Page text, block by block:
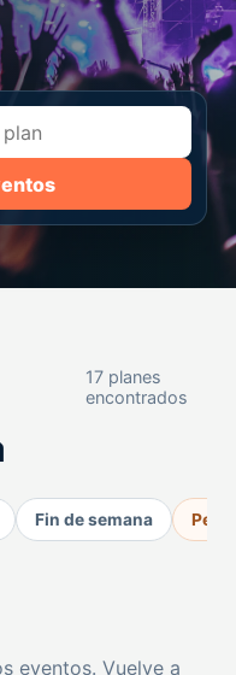
17 planes
encontrados
Fin de semana
eventos. Vuelve a